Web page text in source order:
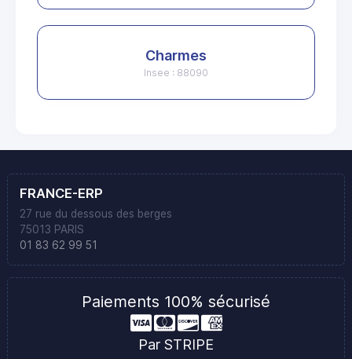
Charmes
Insee : 88090
FRANCE-ERP
27 rue du dessous des berges
75013 PARIS
01 83 62 99 51
Paiements 100% sécurisé
Par STRIPE